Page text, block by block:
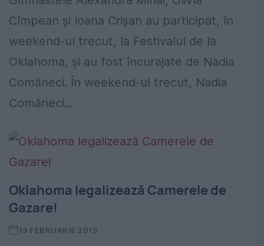
Cîmpean și Ioana Crișan au participat, în
weekend-ul trecut, la Festivalul de la
Oklahoma, și au fost încurajate de Nadia
Comăneci. În weekend-ul trecut, Nadia
Comăneci...
Oklahoma legalizează Camerele de
Gazare!
13 FEBRUARIE 2015